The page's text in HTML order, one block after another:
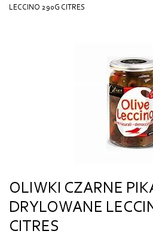
LECCINO 290G CITRES
OLIWKI CZARNE
DRYLOWANE
CITRES